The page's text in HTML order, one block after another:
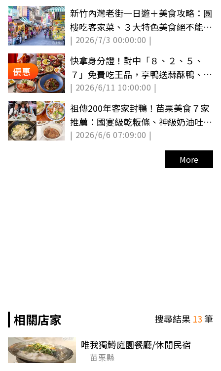
新竹內灣老街一日遊＋美食攻略：圓
樓吃客家菜、３大特色美食絕不能錯
過
| 2026/7/3 00:00:00 |
優惠
快拿身分證！對中「８、２、５、
７」免費吃王品，享鴨送蒜酥鴨、飲
品無限續
| 2026/6/11 10:00:00 |
祖傳200年客家封鴨！苗栗美食７家
推薦：國宴級乾粄條、神級奶油吐司
一次吃
| 2026/6/6 07:09:00 |
More
相關店家 搜尋結果 13筆
唯我獨鱒庭園餐廳/休閒民宿
苗栗縣